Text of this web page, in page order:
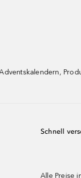
Schnell
Alle Preise